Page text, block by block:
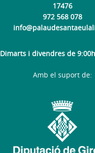
17476
972 568 078
Dimarts i divendres de
Amb el suport de: